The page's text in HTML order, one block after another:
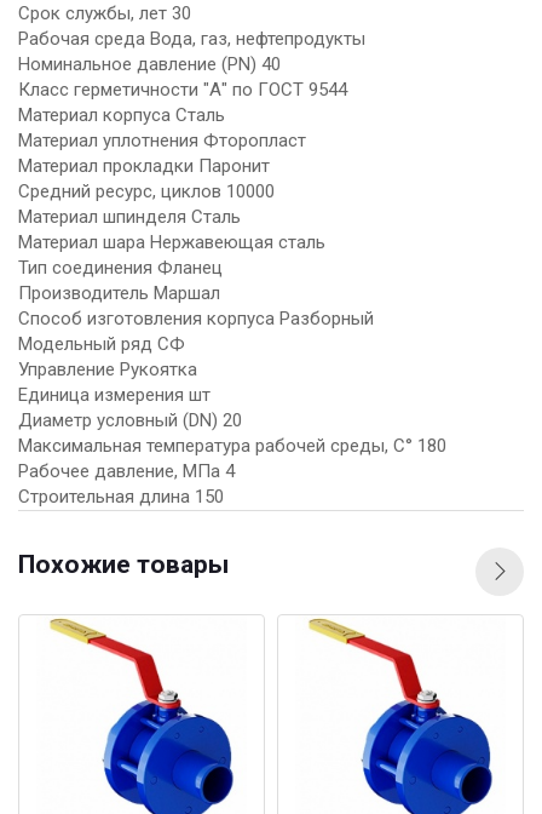
Срок службы, лет 30
Рабочая среда Вода, газ, нефтепродукты
Номинальное давление (PN) 40
Класс герметичности "А" по ГОСТ 9544
Материал корпуса Сталь
Материал уплотнения Фторопласт
Материал прокладки Паронит
Средний ресурс, циклов 10000
Материал шпинделя Сталь
Материал шара Нержавеющая сталь
Тип соединения Фланец
Производитель Маршал
Способ изготовления корпуса Разборный
Модельный ряд СФ
Управление Рукоятка
Единица измерения шт
Диаметр условный (DN) 20
Максимальная температура рабочей среды, С° 180
Рабочее давление, МПа 4
Строительная длина 150
Похожие товары